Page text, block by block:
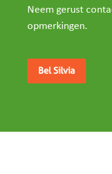
Neem gerust
opmerkingen.
Bel Silvia